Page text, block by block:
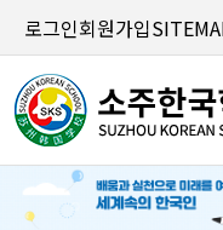
로그인회원가입